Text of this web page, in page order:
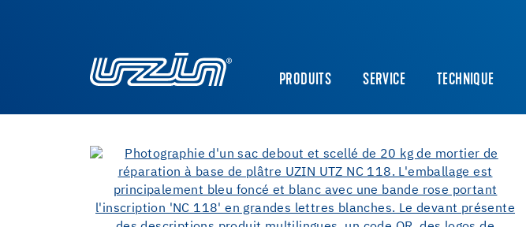
PRODUITS SERVICE TECHNIQUE